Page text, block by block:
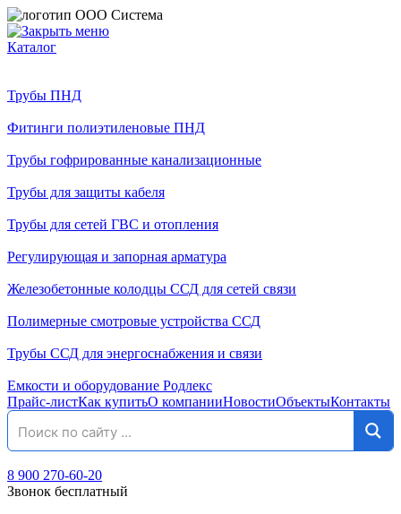
Каталог
Трубы ПНД
Фитинги полиэтиленовые ПНД
Трубы гофрированные канализационные
Трубы для защиты кабеля
Трубы для сетей ГВС и отопления
Регулирующая и запорная арматура
Железобетонные колодцы ССД для сетей связи
Полимерные смотровые устройства ССД
Трубы ССД для энергоснабжения и связи
Емкости и оборудование Родлекс
Прайс-листКак купитьО компанииНовостиОбъектыКонтакты
8 900 270-60-20
Звонок бесплатный